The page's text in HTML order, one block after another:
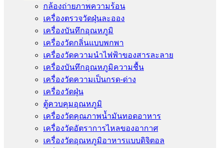
กล้องถ่ายภาพความร้อน
เครื่องตรวจวัดฝุ่นละออง
เครื่องบันทึกอุณหภูมิ
เครื่องวัดกลิ่นแบบพกพา
เครื่องวัดความนําไฟฟ้าของสารละลาย
เครื่องบันทึกอุณหภูมิความชื้น
เครื่องวัดความเป็นกรด-ด่าง
เครื่องวัดฝุ่น
ตู้ควบคุมอุณหภูมิ
เครื่องวัดคุณภาพน้ำมันทอดอาหาร
เครื่องวัดอัตราการไหลของอากาศ
เครื่องวัดอุณหภูมิอาหารแบบดิจิตอล